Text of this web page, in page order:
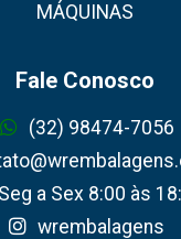
MÁQUINAS
Fale Conosco
(32) 98474-7056
Seg a Sex 8:00 às
wrembalagens